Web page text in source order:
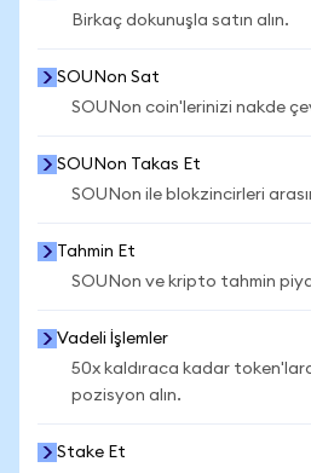
Birkaç dokunuşla satın alın.
SOUNon Sat
SOUNon coin'lerinizi nakde
SOUNon Takas Et
SOUNon ile blokzincirleri
Tahmin Et
SOUNon ve kripto tahmin
Vadeli İşlemler
50x kaldıraca kadar
pozisyon alın.
Stake Et